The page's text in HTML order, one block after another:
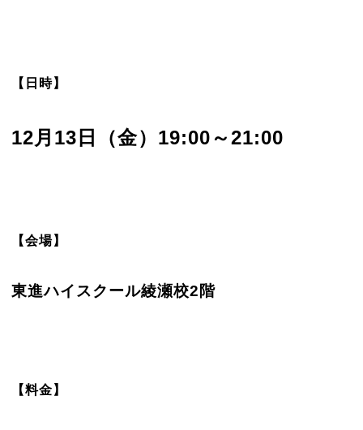
【日時】
12月13日（金）19:00～21:00
【会場】
東進ハイスクール綾瀬校2階
【料金】